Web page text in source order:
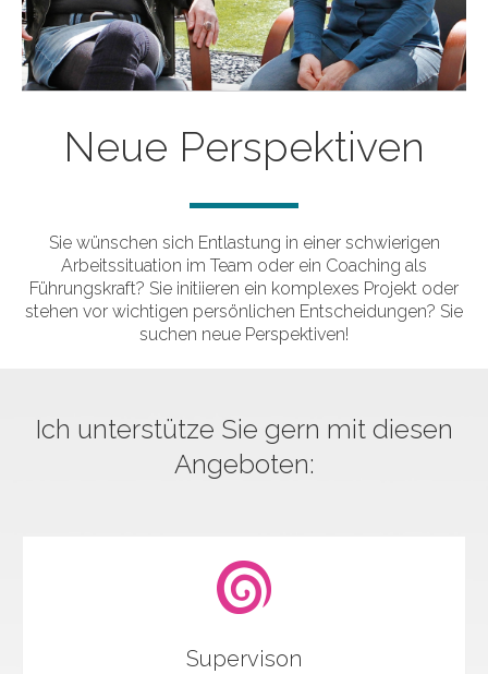
Neue Perspektiven
Sie wünschen sich Entlastung in einer schwierigen
Arbeitssituation im Team oder ein Coaching als
Führungskraft? Sie initiieren ein komplexes Projekt oder
stehen vor wichtigen persönlichen Entscheidungen? Sie
suchen neue Perspektiven!
Ich unterstütze Sie gern mit diesen
Angeboten:
Supervison